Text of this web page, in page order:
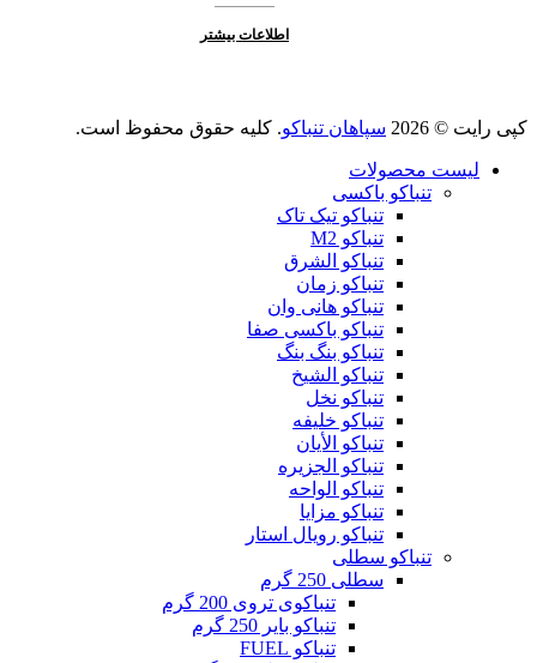
اطلاعات بیشتر
کپی رایت © 2026 سپاهان تنباکو. کلیه حقوق محفوظ است.
لیست محصولات
تنباکو باکسی
تنباکو تیک تاک
تنباکو M2
تنباکو الشرق
تنباکو زمان
تنباکو هانی وان
تنباکو باکسی صفا
تنباکو بنگ بنگ
تنباکو الشیخ
تنباکو نخل
تنباکو خلیفه
تنباکو الأیان
تنباکو الجزیره
تنباکو الواحه
تنباکو مزایا
تنباکو رویال استار
تنباکو سطلی
سطلی 250 گرم
تنباکوی تروی 200 گرم
تنباکو بایر 250 گرم
تنباکو FUEL